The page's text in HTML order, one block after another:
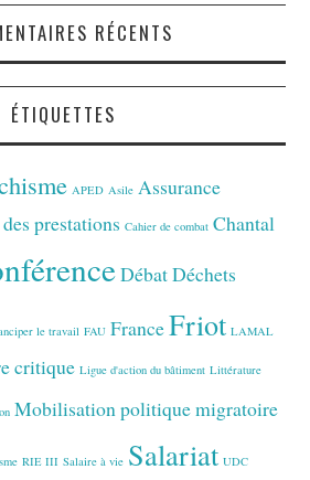
RÉCENTS
ÉTIQUETTES
APED Asile Assurance
prestations Cahier de combat Chantal
DébatDéchets
le travail FAU FranceFriot LAMAL
critique Ligue d'action du bâtiment Littérature
Mobilisationpolitique migratoire
RIE III Salaire à vie Salariat UDC